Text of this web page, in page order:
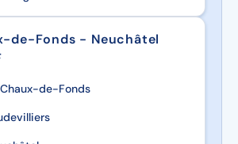
de-Fonds - Neuchâtel
de-Fonds